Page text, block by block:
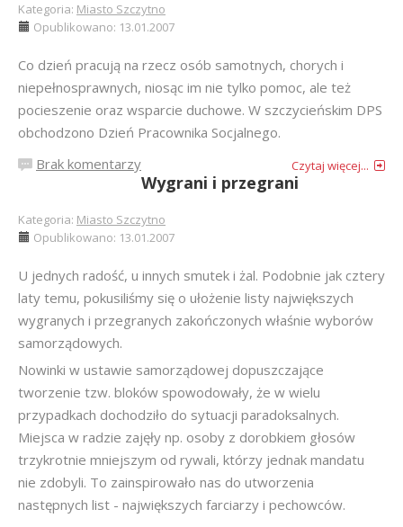
Kategoria: Miasto Szczytno
Opublikowano: 13.01.2007
Co dzień pracują na rzecz osób samotnych, chorych i
niepełnosprawnych, niosąc im nie tylko pomoc, ale też
pocieszenie oraz wsparcie duchowe. W szczycieńskim DPS
obchodzono Dzień Pracownika Socjalnego.
Brak komentarzy
Czytaj więcej...
Wygrani i przegrani
Kategoria: Miasto Szczytno
Opublikowano: 13.01.2007
U jednych radość, u innych smutek i żal. Podobnie jak cztery
laty temu, pokusiliśmy się o ułożenie listy największych
wygranych i przegranych zakończonych właśnie wyborów
samorządowych.
Nowinki w ustawie samorządowej dopuszczające
tworzenie tzw. bloków spowodowały, że w wielu
przypadkach dochodziło do sytuacji paradoksalnych.
Miejsca w radzie zajęły np. osoby z dorobkiem głosów
trzykrotnie mniejszym od rywali, którzy jednak mandatu
nie zdobyli. To zainspirowało nas do utworzenia
następnych list - największych farciarzy i pechowców.